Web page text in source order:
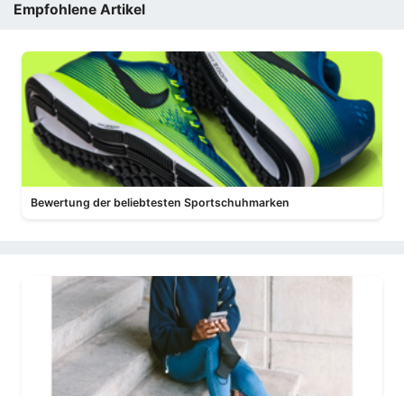
Empfohlene Artikel
Bewertung der beliebtesten Sportschuhmarken